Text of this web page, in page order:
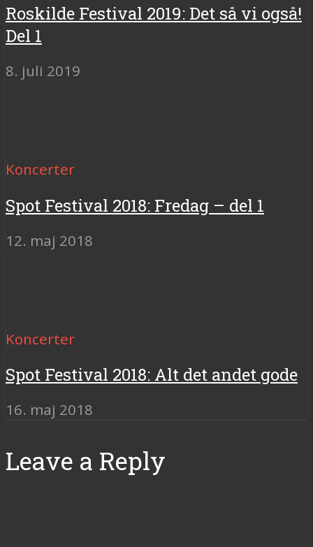
Roskilde Festival 2019: Det så vi også!
Del 1
8. juli 2019
Koncerter
Spot Festival 2018: Fredag – del 1
12. maj 2018
Koncerter
Spot Festival 2018: Alt det andet gode
16. maj 2018
Leave a Reply